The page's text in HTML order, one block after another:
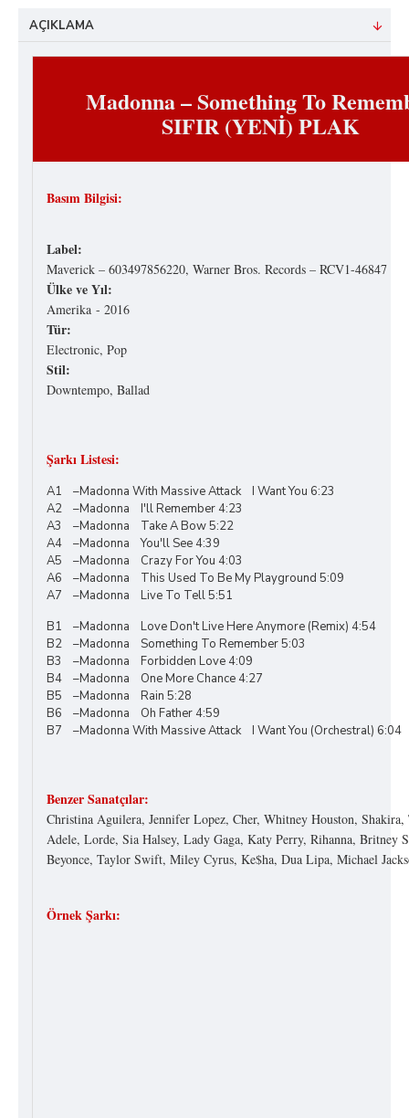
AÇIKLAMA
Madonna ‎– Something To
SIFIR (YENİ) PLAK
Basım Bilgisi:
Label:
Maverick ‎– 603497856220, Warner Bros. Records ‎– RCV1-46847
Ülke ve Yıl:
Amerika - 2016
Tür:
Electronic, Pop
Stil:
Downtempo, Ballad
Şarkı Listesi:
A1 –Madonna With Massive Attack I Want You 6:23
A2 –Madonna I'll Remember 4:23
A3 –Madonna Take A Bow 5:22
A4 –Madonna You'll See 4:39
A5 –Madonna Crazy For You 4:03
A6 –Madonna This Used To Be My Playground 5:09
A7 –Madonna Live To Tell 5:51
B1 –Madonna Love Don't Live Here Anymore (Remix) 4:54
B2 –Madonna Something To Remember 5:03
B3 –Madonna Forbidden Love 4:09
B4 –Madonna One More Chance 4:27
B5 –Madonna Rain 5:28
B6 –Madonna Oh Father 4:59
B7 –Madonna With Massive Attack I Want You (Orchestral) 6:04
Benzer Sanatçılar:
Christina Aguilera, Jennifer Lopez, Cher, Whitney Houston,
Adele, Lorde, Sia Halsey, Lady Gaga, Katy Perry, Rihanna, Britney
Beyonce, Taylor Swift, Miley Cyrus, Ke$ha, Dua Lipa, Michael
Örnek Şarkı: